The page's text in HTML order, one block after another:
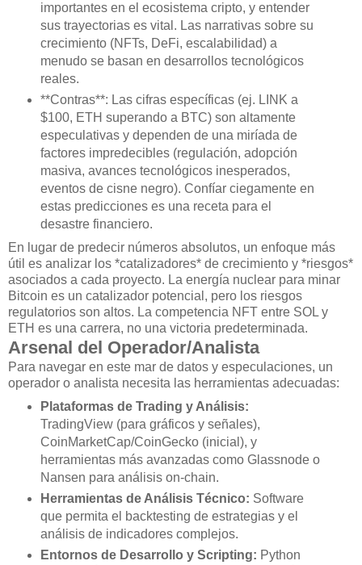
importantes en el ecosistema cripto, y entender
sus trayectorias es vital. Las narrativas sobre su
crecimiento (NFTs, DeFi, escalabilidad) a
menudo se basan en desarrollos tecnológicos
reales.
**Contras**: Las cifras específicas (ej. LINK a
$100, ETH superando a BTC) son altamente
especulativas y dependen de una miríada de
factores impredecibles (regulación, adopción
masiva, avances tecnológicos inesperados,
eventos de cisne negro). Confíar ciegamente en
estas predicciones es una receta para el
desastre financiero.
En lugar de predecir números absolutos, un enfoque más
útil es analizar los *catalizadores* de crecimiento y *riesgos*
asociados a cada proyecto. La energía nuclear para minar
Bitcoin es un catalizador potencial, pero los riesgos
regulatorios son altos. La competencia NFT entre SOL y
ETH es una carrera, no una victoria predeterminada.
Arsenal del Operador/Analista
Para navegar en este mar de datos y especulaciones, un
operador o analista necesita las herramientas adecuadas:
Plataformas de Trading y Análisis:
TradingView (para gráficos y señales),
CoinMarketCap/CoinGecko (inicial), y
herramientas más avanzadas como Glassnode o
Nansen para análisis on-chain.
Herramientas de Análisis Técnico: Software
que permita el backtesting de estrategias y el
análisis de indicadores complejos.
Entornos de Desarrollo y Scripting: Python